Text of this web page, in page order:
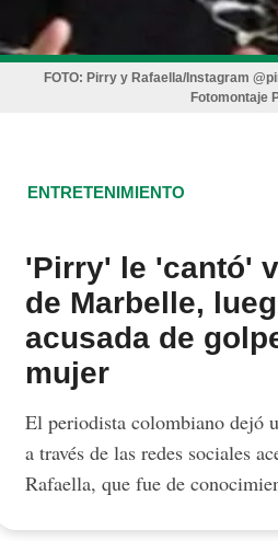
FOTO: Pirry y Rafaella/Instagram
Fotomontaje
ENTRETENIMIENTO
'Pirry' le 'cantó'
de Marbelle,
acusada de
mujer
El periodista colombiano dejó
a través de las redes sociales
Rafaella, que fue de